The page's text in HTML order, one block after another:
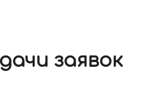
заявок